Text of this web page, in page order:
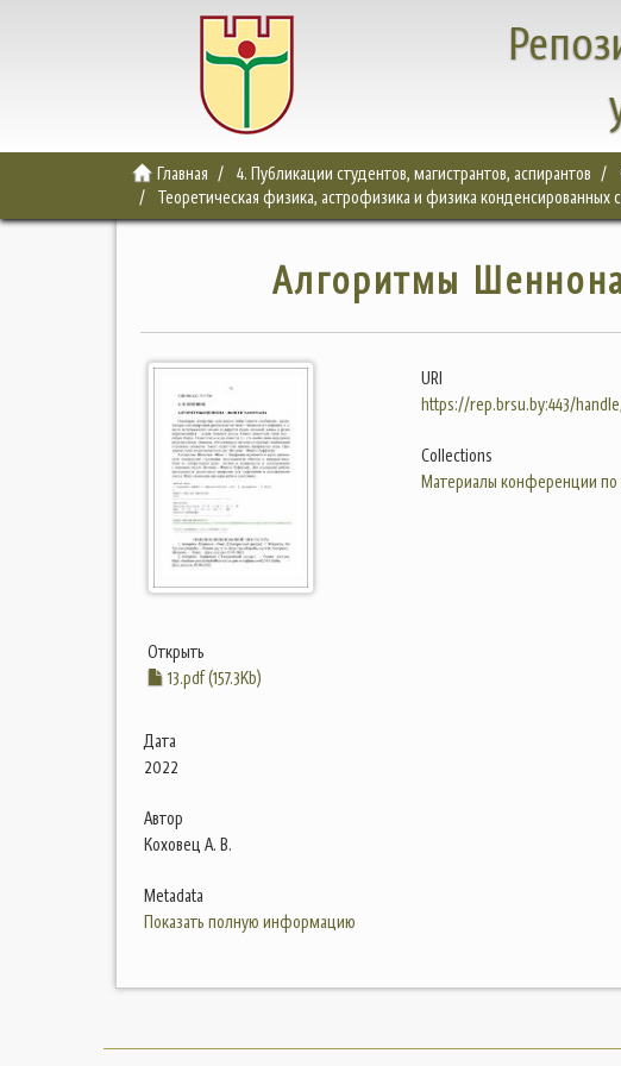
Главная 4. Публикации студентов, магистрантов, аспирантов
Теоретическая физика, астрофизика и физика конденсированных
Алгоритмы
Открыть
13.pdf (157.3Kb)
Дата
2022
Автор
Коховец А. В.
Metadata
Показать полную информацию
URI
https://rep.brsu.by:443/
Collections
Материалы конференции по